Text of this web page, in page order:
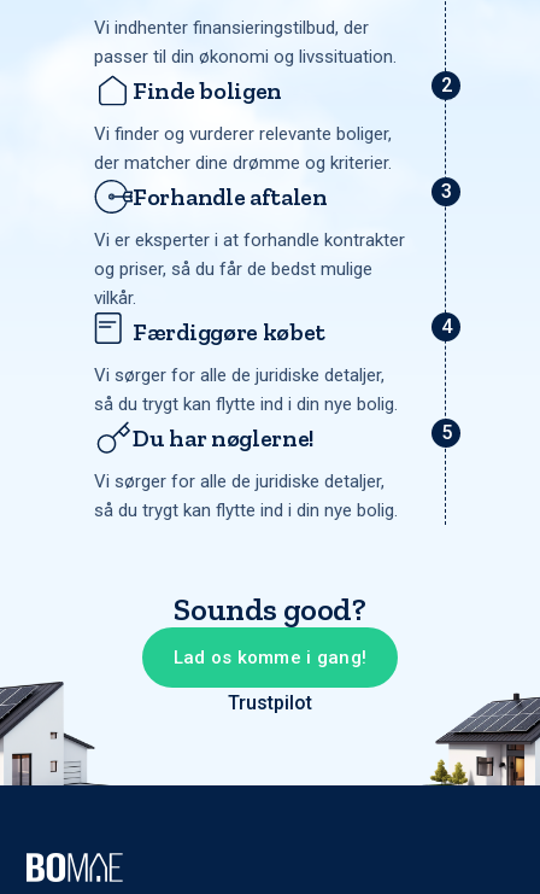
Vi indhenter finansieringstilbud, der
passer til din økonomi og livssituation.
Finde boligen
Vi finder og vurderer relevante boliger,
der matcher dine drømme og kriterier.
Forhandle aftalen
Vi er eksperter i at forhandle kontrakter
og priser, så du får de bedst mulige
vilkår.
Færdiggøre købet
Vi sørger for alle de juridiske detaljer,
så du trygt kan flytte ind i din nye bolig.
Du har nøglerne!
Vi sørger for alle de juridiske detaljer,
så du trygt kan flytte ind i din nye bolig.
Sounds good?
Lad os komme i gang!
Trustpilot